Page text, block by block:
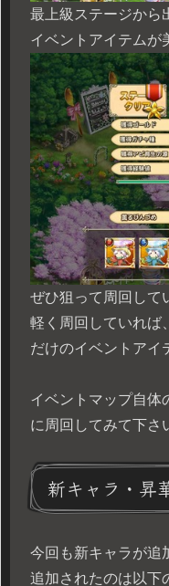
最上級ステージから
イベントアイテムが
ぜひ狙って周回して
軽く周回していれば
だけのイベントアイ
イベントマップ自体
に周回してみて下さ
新キャラ・昇
今回も新キャラが追
追加されたのは以下